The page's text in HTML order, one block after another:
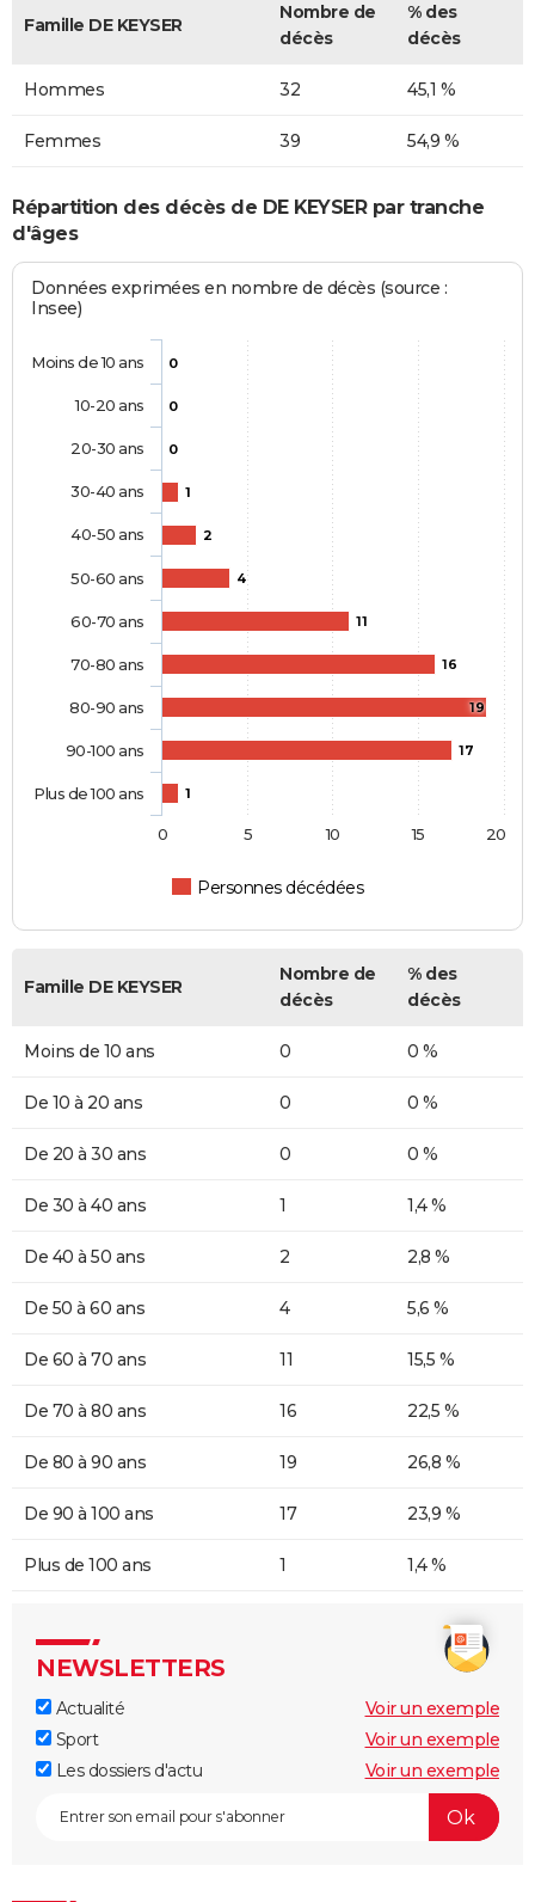
Famille DE KEYSER
Nombre de
décès
% des
décès
Hommes 32 45,1 %
Femmes 39 54,9 %
Répartition des décès de DE KEYSER par tranche
d'âges
Données exprimées en nombre de décès (source :
Insee)
0
0
0
1
2
4
11
16
19
17
1
Personnes décédées
Moins de 10 ans
10-20 ans
20-30 ans
30-40 ans
40-50 ans
50-60 ans
60-70 ans
70-80 ans
80-90 ans
90-100 ans
Plus de 100 ans
0 5 10 15 20
Famille DE KEYSER
Nombre de
décès
% des
décès
Moins de 10 ans 0 0 %
De 10 à 20 ans 0 0 %
De 20 à 30 ans 0 0 %
De 30 à 40 ans 1 1,4 %
De 40 à 50 ans 2 2,8 %
De 50 à 60 ans 4 5,6 %
De 60 à 70 ans 11 15,5 %
De 70 à 80 ans 16 22,5 %
De 80 à 90 ans 19 26,8 %
De 90 à 100 ans 17 23,9 %
Plus de 100 ans 1 1,4 %
NEWSLETTERS
Actualité
Voir un exemple
Sport
Voir un exemple
Les dossiers d'actu
Voir un exemple